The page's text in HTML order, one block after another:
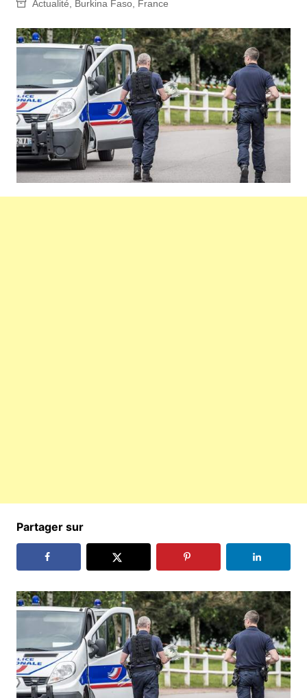
Actualité
Burkina Faso, France
Partager sur